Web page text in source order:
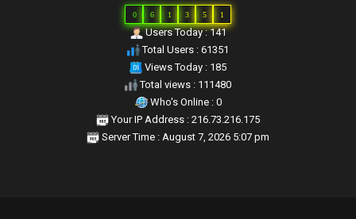
0 6 1 3 5 1
Users Today : 141
Total Users : 61351
Views Today : 185
Total views : 111480
Who's Online : 0
Your IP Address : 216.73.216.175
Server Time : August 7, 2026 5:07 pm